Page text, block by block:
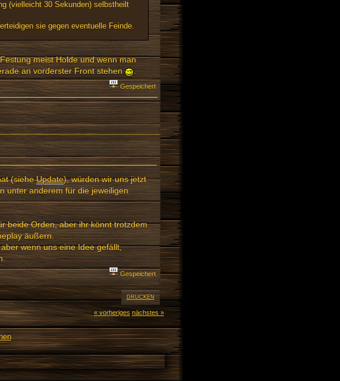
(vielleicht 30 Sekunden) selbstheilt
sie gegen eventuelle Feinde.
meist Holde und wenn man
an vorderster Front stehen
.
Gespeichert
(sieheUpdate), würden wir uns jetzt
unter anderem für die jeweiligen
beide Orden, aber ihr könnt trotzdem
äußern.
wenn uns eine Idee gefällt,
Gespeichert
DRUCKEN
« vorheriges nächstes »